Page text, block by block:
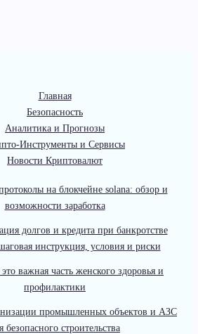
Главная
Безопасность
Аналитика и Прогнозы
Инструменты и Сервисы
Новости Криптовалют
на блокчейне solana: обзор и
возможности заработка
долгов и кредита при банкротстве
инструкция, условия и риски
важная часть женского здоровья и
профилактики
промышленных объектов и АЗС
безопасного строительства